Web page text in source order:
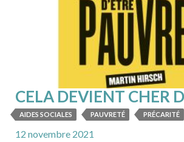
CELA DEVIENT CHER
PAUVRE
AIDES SOCIALES PAUVRETÉ PRÉCARITÉ
12 novembre 2021